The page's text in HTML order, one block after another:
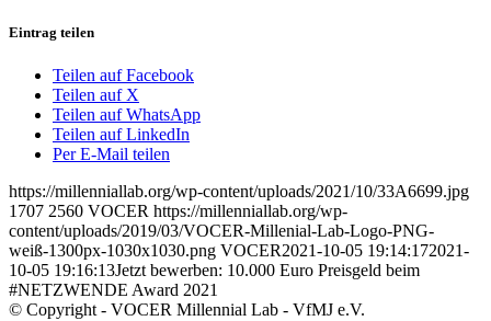
Eintrag teilen
Teilen auf Facebook
Teilen auf X
Teilen auf WhatsApp
Teilen auf LinkedIn
Per E-Mail teilen
https://millenniallab.org/wp-content/uploads/2021/10/33A6699.jpg
1707 2560 VOCER https://millenniallab.org/wp-
content/uploads/2019/03/VOCER-Millenial-Lab-Logo-PNG-
weiß-1300px-1030x1030.png VOCER2021-10-05 19:14:172021-
10-05 19:16:13Jetzt bewerben: 10.000 Euro Preisgeld beim
#NETZWENDE Award 2021
© Copyright - VOCER Millennial Lab - VfMJ e.V.